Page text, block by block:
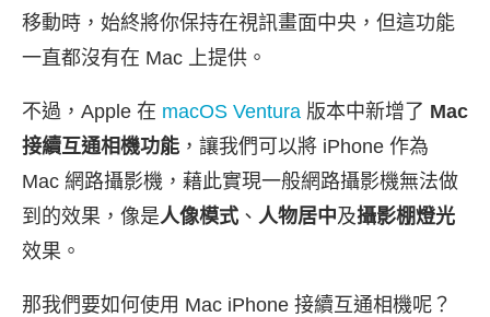
移動時，始終將你保持在視訊畫面中央，但這功能
一直都沒有在 Mac 上提供。
不過，Apple 在 macOS Ventura 版本中新增了 Mac
接續互通相機功能 ，讓我們可以將 iPhone 作為
Mac 網路攝影機，藉此實現一般網路攝影機無法做
到的效果，像是人像模式 、 人物居中及攝影棚燈光
效果。
那我們要如何使用 Mac iPhone 接續互通相機呢？